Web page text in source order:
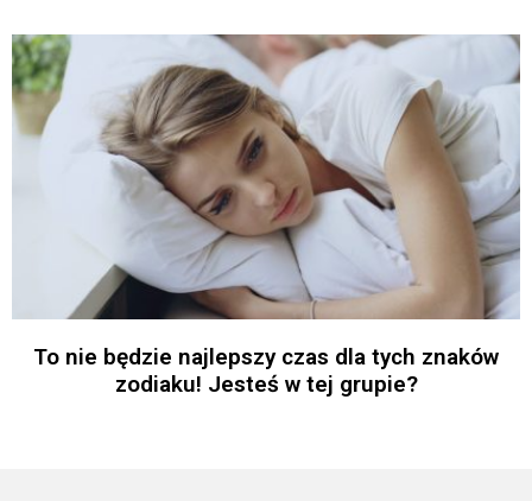
To nie będzie najlepszy czas dla tych znaków
zodiaku! Jesteś w tej grupie?